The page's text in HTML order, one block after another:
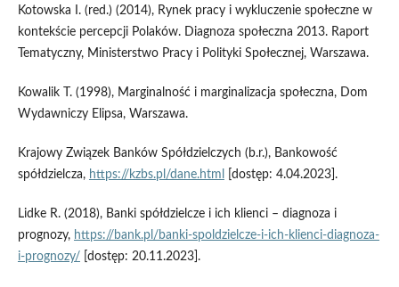
Kotowska I. (red.) (2014), Rynek pracy i wykluczenie społeczne w
kontekście percepcji Polaków. Diagnoza społeczna 2013. Raport
Tematyczny, Ministerstwo Pracy i Polityki Społecznej, Warszawa.
Kowalik T. (1998), Marginalność i marginalizacja społeczna, Dom
Wydawniczy Elipsa, Warszawa.
Krajowy Związek Banków Spółdzielczych (b.r.), Bankowość
spółdzielcza, https://kzbs.pl/dane.html [dostęp: 4.04.2023].
Lidke R. (2018), Banki spółdzielcze i ich klienci – diagnoza i
prognozy, https://bank.pl/banki-spoldzielcze-i-ich-klienci-diagnoza-
i-prognozy/ [dostęp: 20.11.2023].